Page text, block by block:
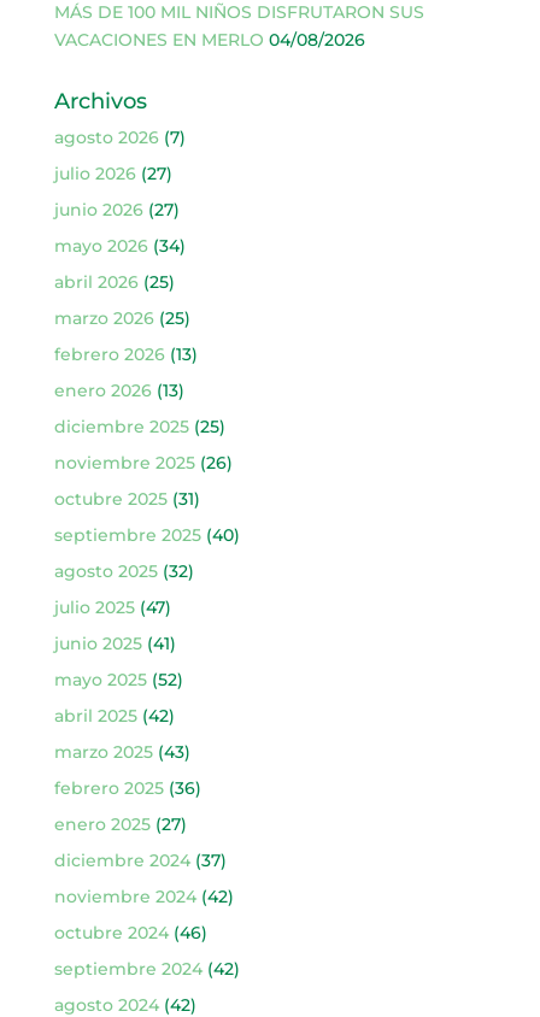
MÁS DE 100 MIL NIÑOS DISFRUTARON SUS
VACACIONES EN MERLO 04/08/2026
Archivos
agosto 2026(7)
julio 2026(27)
junio 2026(27)
mayo 2026(34)
abril 2026(25)
marzo 2026(25)
febrero 2026(13)
enero 2026(13)
diciembre 2025(25)
noviembre 2025(26)
octubre 2025(31)
septiembre 2025(40)
agosto 2025(32)
julio 2025(47)
junio 2025(41)
mayo 2025(52)
abril 2025(42)
marzo 2025(43)
febrero 2025(36)
enero 2025(27)
diciembre 2024(37)
noviembre 2024(42)
octubre 2024(46)
septiembre 2024(42)
agosto 2024(42)